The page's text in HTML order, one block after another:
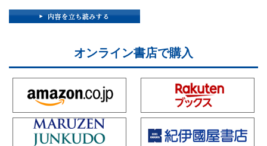
オンライン書店で購入